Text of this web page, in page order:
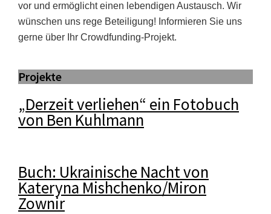
vor und ermöglicht einen lebendigen Austausch. Wir
wünschen uns rege Beteiligung! Informieren Sie uns
gerne über Ihr Crowdfunding-Projekt.
Projekte
„Derzeit verliehen“ ein Fotobuch
von Ben Kuhlmann
Buch: Ukrainische Nacht von
Kateryna Mishchenko/Miron
Zownir